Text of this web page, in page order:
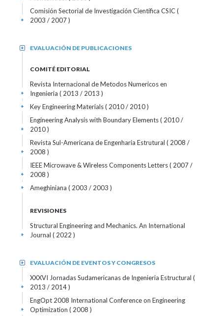
Comisión Sectorial de Investigación Científica CSIC (
2003 / 2007 )
+
EVALUACIÓN DE PUBLICACIONES
+
COMITÉ EDITORIAL
Revista Internacional de Metodos Numericos en
Ingenieria ( 2013 / 2013 )
+
Key Engineering Materials( 2010 / 2010 )
+
Engineering Analysis with Boundary Elements( 2010 /
2010 )
+
Revista Sul-Americana de Engenharia Estrutural ( 2008 /
2008 )
+
IEEE Microwave & Wireless Components Letters( 2007 /
2008 )
+
Ameghiniana ( 2003 / 2003 )
+
REVISIONES
Structural Engineering and Mechanics. An International
Journal ( 2022 )
+
EVALUACIÓN DE EVENTOS Y CONGRESOS
+
XXXVI Jornadas Sudamericanas de Ingenieria Estructural (
2013 / 2014 )
+
EngOpt 2008 International Conference on Engineering
Optimization ( 2008 )
+